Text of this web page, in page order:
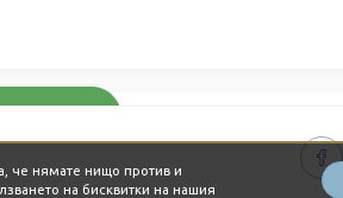
че нямате нищо против и
на бисквитки на нашия